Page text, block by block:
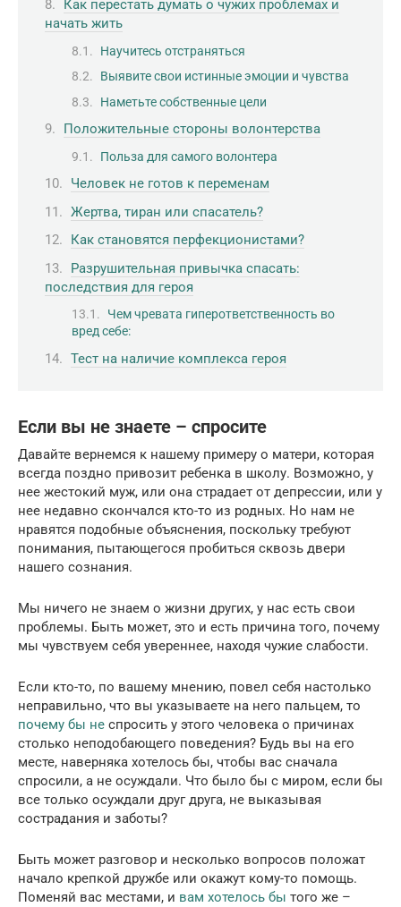
Как перестать думать о чужих проблемах и
начать жить
Научитесь отстраняться
Выявите свои истинные эмоции и чувства
Наметьте собственные цели
Положительные стороны волонтерства
Польза для самого волонтера
Человек не готов к переменам
Жертва, тиран или спасатель?
Как становятся перфекционистами?
Разрушительная привычка спасать:
последствия для героя
Чем чревата гиперответственность во
вред себе:
Тест на наличие комплекса героя
Если вы не знаете – спросите
Давайте вернемся к нашему примеру о матери, которая
всегда поздно привозит ребенка в школу. Возможно, у
нее жестокий муж, или она страдает от депрессии, или у
нее недавно скончался кто-то из родных. Но нам не
нравятся подобные объяснения, поскольку требуют
понимания, пытающегося пробиться сквозь двери
нашего сознания.
Мы ничего не знаем о жизни других, у нас есть свои
проблемы. Быть может, это и есть причина того, почему
мы чувствуем себя увереннее, находя чужие слабости.
Если кто-то, по вашему мнению, повел себя настолько
неправильно, что вы указываете на него пальцем, то
почему бы не спросить у этого человека о причинах
столько неподобающего поведения? Будь вы на его
месте, наверняка хотелось бы, чтобы вас сначала
спросили, а не осуждали. Что было бы с миром, если бы
все только осуждали друг друга, не выказывая
сострадания и заботы?
Быть может разговор и несколько вопросов положат
начало крепкой дружбе или окажут кому-то помощь.
Поменяй вас местами, и вам хотелось бы того же –